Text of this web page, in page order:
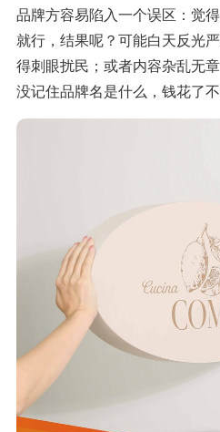
品牌方容易陷入一个误区：觉
就行，结果呢？可能白天反光
得刺眼扰民；或者内容杂乱无
没记住品牌名是什么，钱花了